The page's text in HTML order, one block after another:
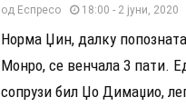
од Еспресо 18:00 - 2 јуни, 2020
Норма Џин, далку
Монро, се венчала 3 пати.
сопрузи бил Џо Димаџио,